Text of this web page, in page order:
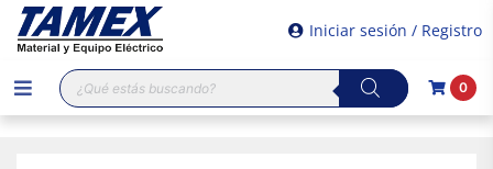
Iniciar sesión / Registro
Búsqueda
de
productos
0